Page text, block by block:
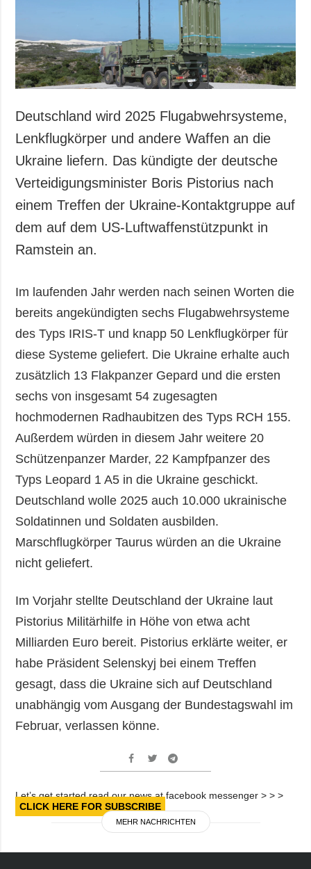
Sport
Kriminalität
Notstand und
ZUSÄTZLICH
Veröffentlichungen
Interview
Fotos
Video
LEISTUNGEN
Abonnement
Fotobank
Deutschland wird 2025 Flugabwehrsysteme,
Lenkflugkörper und andere Waffen an die
Ukraine liefern. Das kündigte der deutsche
Verteidigungsminister Boris Pistorius nach
einem Treffen der Ukraine-Kontaktgruppe auf
dem auf dem US-Luftwaffenstützpunkt in
Ramstein an.
Im laufenden Jahr werden nach seinen Worten die
bereits angekündigten sechs Flugabwehrsysteme
des Typs IRIS-T und knapp 50 Lenkflugkörper für
diese Systeme geliefert. Die Ukraine erhalte auch
zusätzlich 13 Flakpanzer Gepard und die ersten
sechs von insgesamt 54 zugesagten
hochmodernen Radhaubitzen des Typs RCH 155.
Außerdem würden in diesem Jahr weitere 20
Schützenpanzer Marder, 22 Kampfpanzer des
Typs Leopard 1 A5 in die Ukraine geschickt.
Deutschland wolle 2025 auch 10.000 ukrainische
Soldatinnen und Soldaten ausbilden.
Marschflugkörper Taurus würden an die Ukraine
nicht geliefert.
Im Vorjahr stellte Deutschland der Ukraine laut
Pistorius Militärhilfe in Höhe von etwa acht
Milliarden Euro bereit. Pistorius erklärte weiter, er
habe Präsident Selenskyj bei einem Treffen
gesagt, dass die Ukraine sich auf Deutschland
unabhängig vom Ausgang der Bundestagswahl im
Februar, verlassen könne.
Let’s get started read our news at facebook messenger > > >
CLICK HERE FOR SUBSCRIBE
MEHR NACHRICHTEN